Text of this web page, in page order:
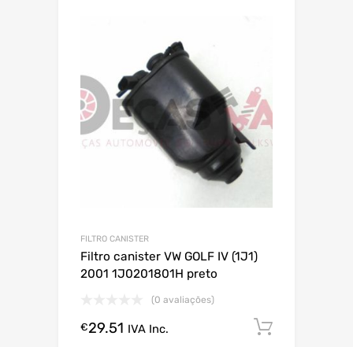
FILTRO CANISTER
Filtro canister VW GOLF IV (1J1)
2001 1J0201801H preto
(0 avaliações)
€29.51 IVA Inc.